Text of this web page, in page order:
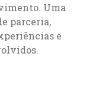
Uma
parceria,
e